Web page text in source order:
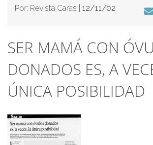
Por: Revista Caras | 12/11/02
SER MAMÁ CON
DONADOS ES, A
ÚNICA POSIBILIDAD